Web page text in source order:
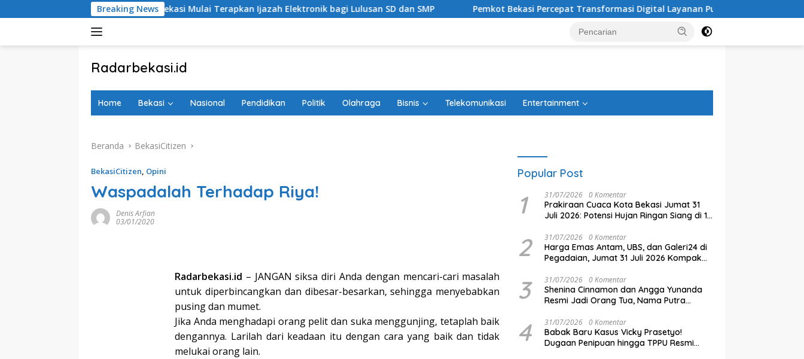
ke
Breaking News
Pemkab Bekasi Mulai Terapkan Ijazah Elektronik bagi Lulusan SD dan SMP Pemkot Bekasi Percepat Transformasi Digital Layanan Publik Usung Misi ”Rapih”
Radarbekasi.id
Bekasi
Home Bekasi Nasional Pendidikan Politik Olahraga Bisnis Telekomunikasi Entertainment
Beranda BekasiCitizen
BekasiCitizen, Opini
Waspadalah Terhadap Riya!
Denis Arfian
03/01/2020
Radarbekasi.id – JANGAN siksa diri Anda dengan mencari-cari masalah
untuk diperbincangkan dan dibesar-besarkan, sehingga menyebabkan
pusing dan mumet.
Jika Anda menghadapi orang pelit dan suka menggunjing, tetaplah baik
dengannya. Larilah dari keadaan itu dengan cara yang baik dan tidak
melukai orang lain.
Popular Post
1 31/07/2026 0 Komentar
Prakiraan Cuaca Kota Bekasi Jumat 31
Juli 2026: Potensi Hujan Ringan Siang di 12
2 31/07/2026 0 Komentar
Harga Emas Antam, UBS, dan Galeri24 di
Pegadaian, Jumat 31 Juli 2026 Kompak
3 31/07/2026 0 Komentar
Shenina Cinnamon dan Angga Yunanda
Resmi Jadi Orang Tua, Nama Putra
4 31/07/2026 0 Komentar
Babak Baru Kasus Vicky Prasetyo!
Dugaan Penipuan hingga TPPU Resmi